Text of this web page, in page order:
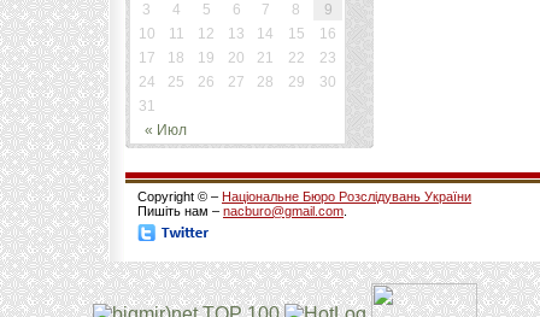
« Июл
3
4 5 6 7 8
9
10
11 12 13 14 15
16
17
18 19 20 21 22
23
24
25 26 27 28 29
30
31
Copyright © – Національне Бюро Розслідувань України
Пишіть нам – nacburo@gmail.com